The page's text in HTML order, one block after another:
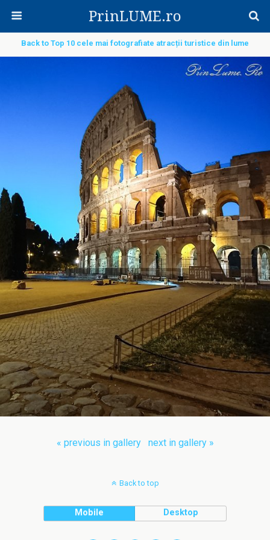
PrinLUME.ro
Back to Top 10 cele mai fotografiate atracții turistice din lume
« previous in gallery next in gallery »
Back to top
Mobile Desktop